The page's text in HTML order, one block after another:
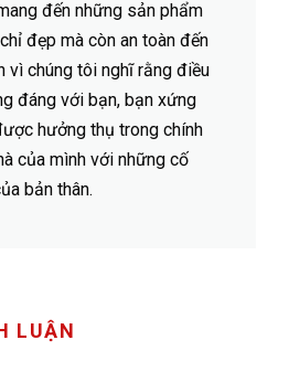
đến những sản phẩm
đẹp mà còn an toàn đến
vì chúng tôi nghĩ rằng điều
đáng với bạn, bạn xứng
hưởng thụ trong chính
của mình với những cố
bản thân.
LUẬN